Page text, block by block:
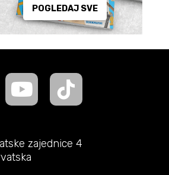
POGLEDAJ SVE
zajednice 4